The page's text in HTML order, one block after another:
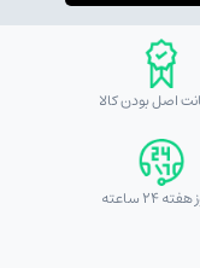
اصل بودن کالا